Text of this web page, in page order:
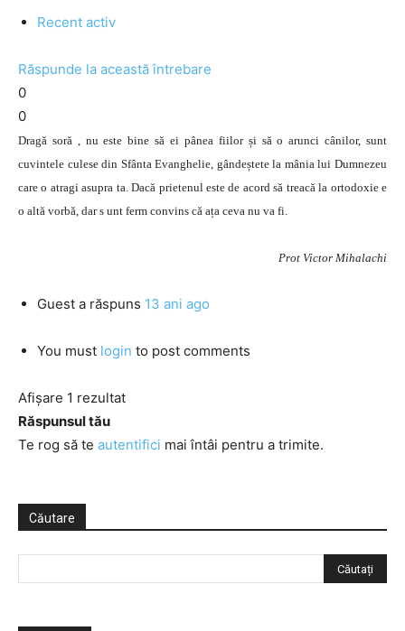
Recent activ
Răspunde la această întrebare
0
0
Dragă soră , nu este bine să ei pânea fiilor și să o arunci cânilor, sunt
cuvintele culese din Sfânta Evanghelie, gândeștete la mânia lui Dumnezeu
care o atragi asupra ta. Dacă prietenul este de acord să treacă la ortodoxie e
o altă vorbă, dar s unt ferm convins că ața ceva nu va fi.
Prot Victor Mihalachi
Guest a răspuns 13 ani ago
You must login to post comments
Afișare 1 rezultat
Răspunsul tău
Te rog să te autentifici mai întâi pentru a trimite.
Căutare